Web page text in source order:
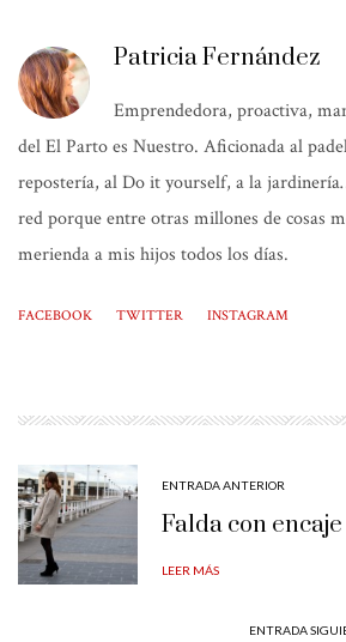
Patricia Fernández
Emprendedora, proactiva,
del El Parto es Nuestro. Aficionada al
repostería, al Do it yourself, a la
red porque entre otras millones de cosas
merienda a mis hijos todos los días.
FACEBOOK TWITTER INSTAGRAM
ENTRADA ANTERIOR
Falda con encaje
LEER MÁS
ENTRADA